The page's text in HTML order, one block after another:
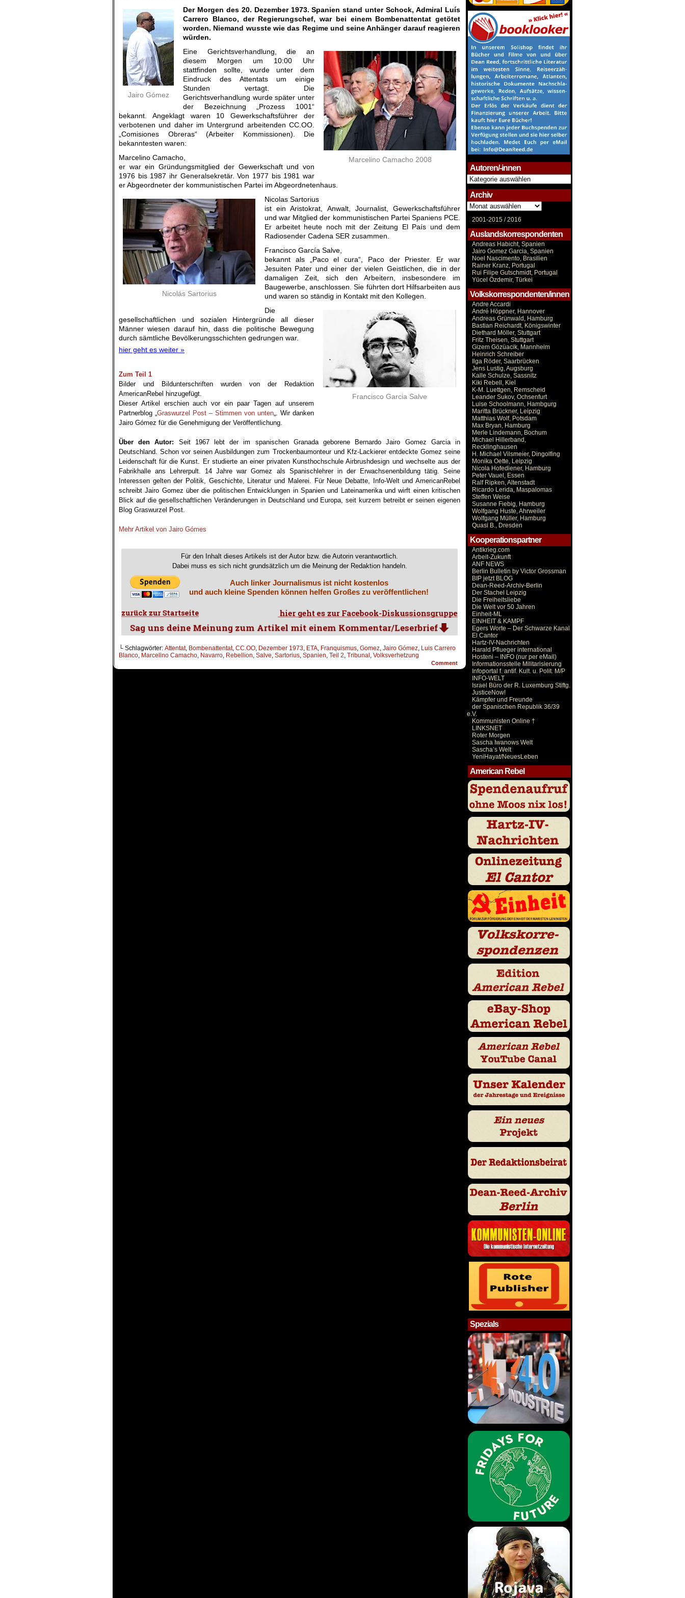
Jairo Gómez
Der Morgen des 20. Dezember 1973. Spanien stand unter Schock, Admiral Luís
Carrero Blanco, der Regierungschef, war bei einem Bombenattentat getötet
worden. Niemand wusste wie das Regime und seine Anhänger darauf reagieren
würden.
Marcelino Camacho 2008
Eine Gerichtsverhandlung, die an
diesem Morgen um 10:00 Uhr
stattfinden sollte, wurde unter dem
Eindruck des Attentats um einige
Stunden vertagt. Die
Gerichtsverhandlung wurde später unter
der Bezeichnung „Prozess 1001“
bekannt. Angeklagt waren 10 Gewerkschaftsführer der
verbotenen und daher im Untergrund arbeitenden CC.OO.
„Comisiones Obreras“ (Arbeiter Kommissionen). Die
bekanntesten waren:
Marcelino Camacho,
er war ein Gründungsmitglied der Gewerkschaft und von
1976 bis 1987 ihr Generalsekretär. Von 1977 bis 1981 war
er Abgeordneter der kommunistischen Partei im Abgeordnetenhaus.
Nicolás Sartorius
Nicolas Sartorius
ist ein Aristokrat, Anwalt, Journalist, Gewerkschaftsführer
und war Mitglied der kommunistischen Partei Spaniens PCE.
Er arbeitet heute noch mit der Zeitung El País und dem
Radiosender Cadena SER zusammen.
Francisco García Salve,
bekannt als „Paco el cura“, Paco der Priester. Er war
Jesuiten Pater und einer der vielen Geistlichen, die in der
damaligen Zeit, sich den Arbeitern, insbesondere im
Baugewerbe, anschlossen. Sie führten dort Hilfsarbeiten aus
und waren so ständig in Kontakt mit den Kollegen.
Francisco Garcia Salve
Die
gesellschaftlichen und sozialen Hintergründe all dieser
Männer wiesen darauf hin, dass die politische Bewegung
durch sämtliche Bevölkerungsschichten gedrungen war.
hier geht es weiter »
Zum Teil 1
Bilder und Bildunterschriften wurden von der Redaktion
AmericanRebel hinzugefügt.
Dieser Artikel erschien auch vor ein paar Tagen auf unserem
Partnerblog „Graswurzel Post – Stimmen von unten„. Wir danken
Jairo Gómez für die Genehmigung der Veröffentlichung.
Über den Autor: Seit 1967 lebt der im spanischen Granada geborene Bernardo Jairo Gomez Garcia in
Deutschland. Schon vor seinen Ausbildungen zum Trockenbaumonteur und Kfz-Lackierer entdeckte Gomez seine
Leidenschaft für die Kunst. Er studierte an einer privaten Kunsthochschule Airbrushdesign und wechselte aus der
Fabrikhalle ans Lehrerpult. 14 Jahre war Gomez als Spanischlehrer in der Erwachsenenbildung tätig. Seine
Interessen gelten der Politik, Geschichte, Literatur und Malerei. Für Neue Debatte, Info-Welt und AmericanRebel
schreibt Jairo Gomez über die politischen Entwicklungen in Spanien und Lateinamerika und wirft einen kritischen
Blick auf die gesellschaftlichen Veränderungen in Deutschland und Europa, seit kurzem betreibt er seinen eigenen
Blog Graswurzel Post.
Mehr Artikel von Jairo Gómes
Für den Inhalt dieses Artikels ist der Autor bzw. die Autorin verantwortlich.
Dabei muss es sich nicht grundsätzlich um die Meinung der Redaktion handeln.
Auch linker Journalismus ist nicht kostenlos
und auch kleine Spenden können helfen Großes zu veröffentlichen!
└ Schlagwörter: Attentat, Bombenattentat, CC.OO, Dezember 1973, ETA, Franquismus, Gomez, Jairo Gómez, Luis Carrero
Blanco, Marcelino Camacho, Navarro, Rebellion, Salve, Sartorius, Spanien, Teil 2, Tribunal , Volksverhetzung
Comment
Autoren/-innen
Autoren/-
innen
Archiv
Archiv
2001-2015 /2016
Auslandskorrespondenten
Andreas Habicht, Spanien
Jairo Gomez Garcia, Spanien
Noel Nascimento, Brasilien
Rainer Kranz, Portugal
Rui Filipe Gutschmidt, Portugal
Yücel Özdemir, Türkei
Volkskorrespondenten/innen
Andre Accardi
André Höppner, Hannover
Andreas Grünwald, Hamburg
Bastian Reichardt, Königswinter
Diethard Möller, Stuttgart
Fritz Theisen, Stuttgart
Gizem Gözüacik, Mannheim
Heinrich Schreiber
Ilga Röder, Saarbrücken
Jens Lustig, Augsburg
Kalle Schulze, Sassnitz
Kiki Rebell, Kiel
K-M. Luettgen, Remscheid
Leander Sukov, Ochsenfurt
Luise Schoolmann, Hambgurg
Maritta Brückner, Leipzig
Matthias Wolf, Potsdam
Max Bryan, Hamburg
Merle Lindemann, Bochum
Michael Hillerband,
Recklinghausen
H. Michael Vilsmeier, Dingolfing
Monika Oette, Leipzig
Nicola Hofediener, Hamburg
Peter Vauel, Essen
Ralf Ripken, Altenstadt
Ricardo Lerida, Maspalomas
Steffen Weise
Susanne Fiebig, Hamburg
Wolfgang Huste, Ahrweiler
Wolfgang Müller, Hamburg
Quasi B., Dresden
Kooperationspartner
Antikrieg.com
Arbeit-Zukunft
ANF NEWS
Berlin Bulletin by Victor Grossman
BIP jetzt BLOG
Dean-Reed-Archiv-Berlin
Der Stachel Leipzig
Die Freiheitsliebe
Die Welt vor 50 Jahren
Einheit-ML
EINHEIT & KAMPF
Egers Worte – Der Schwarze Kanal
El Cantor
Hartz-IV-Nachrichten
Harald Pflueger international
Hosteni – INFO (nur per eMail)
Informationsstelle Militarisierung
Infoportal f. antif. Kult. u. Polit. M/P
INFO-WELT
Israel Büro der R. Luxemburg Stiftg.
JusticeNow!
Kämpfer und Freunde
der Spanischen Republik 36/39
e.V.
Kommunisten Online †
LINKSNET
Roter Morgen
Sascha Iwanows Welt
Sascha’s Welt
YeniHayat/NeuesLeben
American Rebel
Spezials